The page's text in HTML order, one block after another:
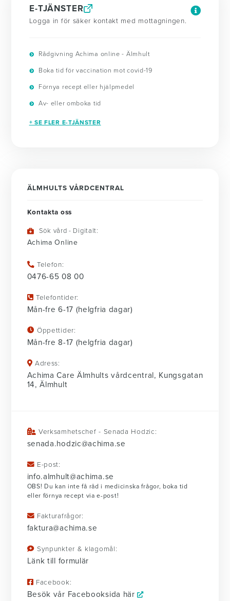
E-TJÄNSTER
Logga in för säker kontakt med mottagningen.
Rådgivning Achima online - Älmhult
Boka tid för vaccination mot covid-19
Förnya recept eller hjälpmedel
Av- eller omboka tid
+ SE FLER E-TJÄNSTER
ÄLMHULTS VÅRDCENTRAL
Kontakta oss
Sök vård - Digitalt:
Achima Online
Telefon:
0476-65 08 00
Telefontider:
Mån-fre 6-17 (helgfria dagar)
Öppettider:
Mån-fre 8-17 (helgfria dagar)
Adress:
Achima Care Älmhults vårdcentral, Kungsgatan
14, Älmhult
Verksamhetschef - Senada Hodzic:
senada.hodzic@achima.se
E-post:
info.almhult@achima.se
OBS! Du kan inte få råd i medicinska frågor, boka tid
eller förnya recept via e-post!
Fakturafrågor:
faktura@achima.se
Synpunkter & klagomål:
Länk till formulär
Facebook:
Besök vår Facebooksida här